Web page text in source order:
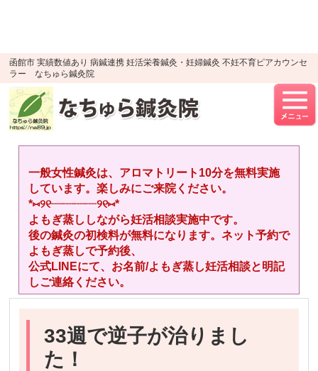
函館市 実績数値あり 病鍼連携 妊活栄養鍼灸・妊婦鍼灸 不妊不育ピアカウンセ
ラー なちゅら鍼灸院
一般女性鍼灸は、アロマトリート10分を無料実施
しています。楽しみにご来院ください。
*⑅︎୨୧┈︎┈︎┈︎┈︎୨୧⑅︎*
よもぎ蒸ししながら妊活相談実施中です。
後の鍼灸の初検料が無料になります。ネット予約で
よもぎ蒸しで予約後、
公式LINEにて、お名前/よもぎ蒸し妊活相談と明記
しご連絡ください。
33週で逆子が治りまし
た！